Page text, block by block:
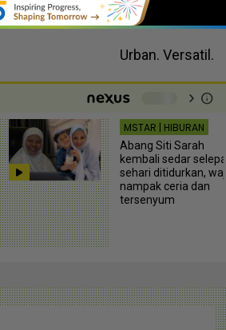
Urban. Versatil.
chevron_right info
MSTAR | HIBURAN
Abang Siti Sarah
kembali sedar
sehari ditidurkan,
nampak ceria dan
tersenyum